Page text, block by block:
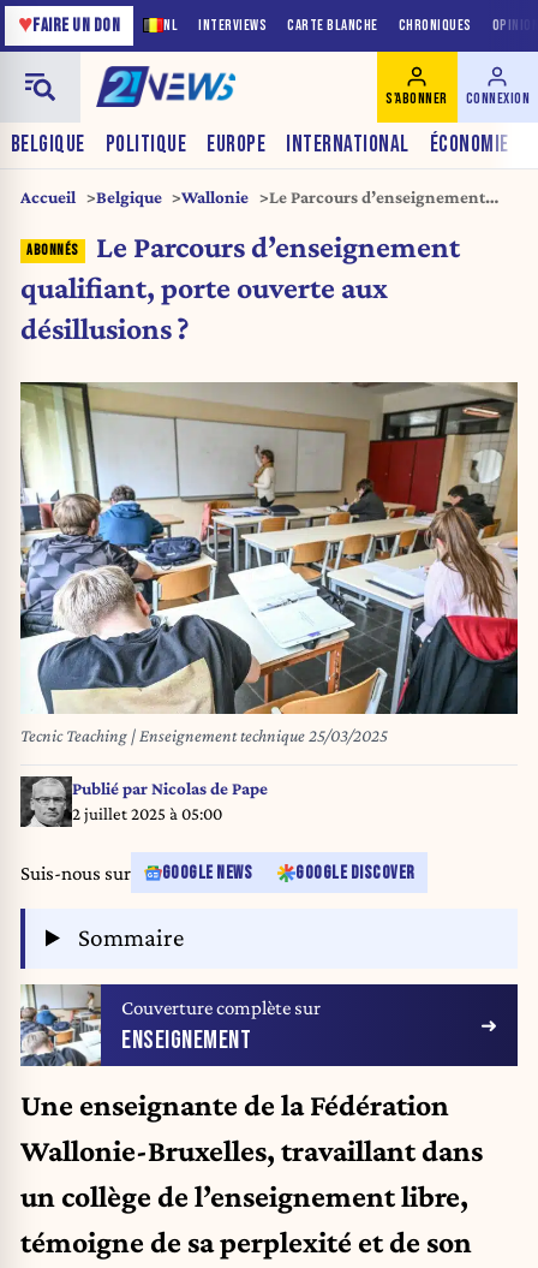
NL INTERVIEWS CARTE BLANCHE CHRONIQUES
♥FAIRE UN DON
BELGIQUE POLITIQUE EUROPE INTERNATIONAL ÉCONOMIE
S'ABONNER CONNEXION
Accueil Belgique Wallonie
Le Parcours d’enseignement
désillusions ?
Le Parcours d’enseignement
qualifiant, porte ouverte aux
désillusions ?
Tecnic Teaching | Enseignement technique 25/03/2025
Publié parNicolas de Pape
2 juillet 2025 à 05:00
Suis-nous sur GOOGLE NEWS GOOGLE DISCOVER
Sommaire
Couverture complète sur
ENSEIGNEMENT
Une enseignante de la Fédération
Wallonie-Bruxelles, travaillant dans
un collège de l’enseignement libre,
témoigne de sa perplexité et de son